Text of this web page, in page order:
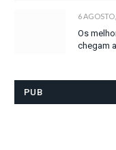
6
Os
chegam
PUB